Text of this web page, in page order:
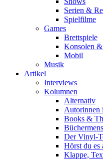
Serien &
Spielfilme
Games
Brettspiele
Konsolen
Mobil
Musik
Artikel
Interviews
Kolumnen
Alternativ
Autorinnen
Books &
Der Vinyl-
Hörst du es
Klappe,